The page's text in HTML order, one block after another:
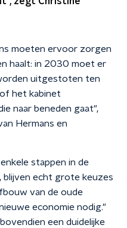
moeten ervoor zorgen
haalt: in 2030 moet er
uitgestoten ten
het kabinet
naar beneden gaat",
Hermans en
stappen in de
echt grote keuzes
van de oude
economie nodig."
een duidelijke